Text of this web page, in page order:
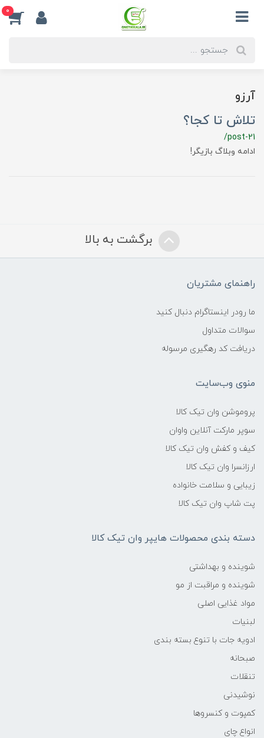
0
آرزو
تلاش تا کجا؟
/post-21
ادامه وبلاگ بازیگر!
برگشت به بالا
راهنمای مشتریان
ما رودر اینستاگرام دنبال کنید
سوالات متداول
دریافت کد رهگیری مرسوله
منوی وب‌سایت
پروموشن وان تیک کالا
سوپر مارکت آنلاین واوان
کیف و کفش وان تیک کالا
ارزانسرا وان تیک کالا
زیبایی و سلامت خانواده
پت شاپ وان تیک کالا
دسته بندی محصولات هایپر وان تیک کالا
شوینده و بهداشتی
شوینده و مراقبت از مو
مواد غذایی اصلی
لبنیات
ادویه جات با تنوع بسته بندی
صبحانه
تنقلات
نوشیدنی
کمپوت و کنسروها
انواع چای